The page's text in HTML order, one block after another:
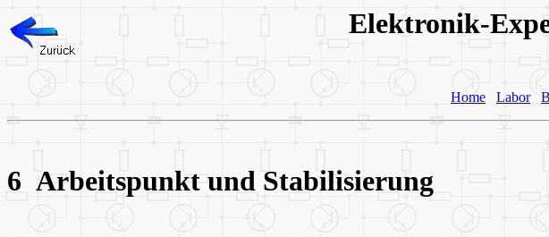
Elektronik-
Home Labor
6 Arbeitspunkt und Stabilisierung